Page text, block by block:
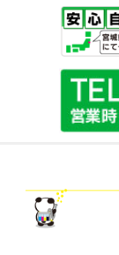
標準加工